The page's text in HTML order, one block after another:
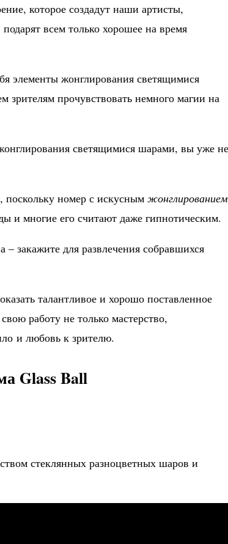
которое создадут наши артисты,
всем только хорошее на время
элементы жонглирования светящимися
прочувствовать немного магии на
светящимися шарами, вы уже не
поскольку номер с искусным жонглированием
и многие его считают даже гипнотическим.
закажите для развлечения собравшихся
талантливое и хорошо поставленное
работу не только мастерство,
и любовь к зрителю.
Glass Ball
стеклянных разноцветных шаров и